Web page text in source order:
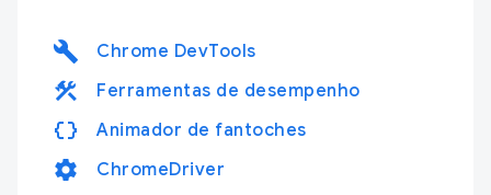
build Chrome DevTools
construction Ferramentas de desempenho
data_object Animador de fantoches
settings ChromeDriver